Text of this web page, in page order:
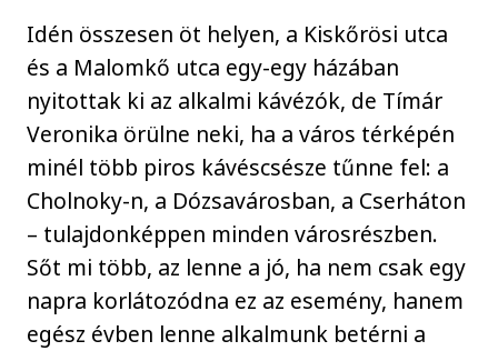
Idén összesen öt helyen, a Kiskőrösi utca
és a Malomkő utca egy-egy házában
nyitottak ki az alkalmi kávézók, de Tímár
Veronika örülne neki, ha a város térképén
minél több piros kávéscsésze tűnne fel: a
Cholnoky-n, a Dózsavárosban, a Cserháton
– tulajdonképpen minden városrészben.
Sőt mi több, az lenne a jó, ha nem csak egy
napra korlátozódna ez az esemény, hanem
egész évben lenne alkalmunk betérni a